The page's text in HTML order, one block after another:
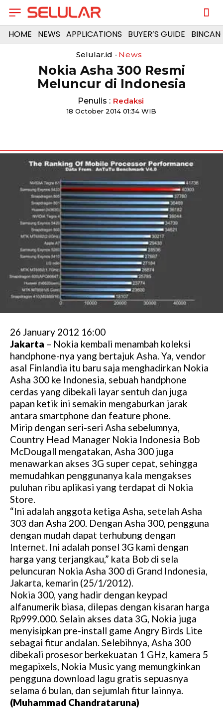
HOME NEWS APPLICATIONS BUYER’S GUIDE
Selular.id - News
Nokia Asha 300 Resmi
Meluncur di Indonesia
Penulis : Redaksi
18 October 2014 01:34 WIB
26 January 2012 16:00
Jakarta – Nokia kembali menambah koleksi
handphone-nya yang bertajuk Asha. Ya, vendor
asal Finlandia itu baru saja menghadirkan Nokia
Asha 300 ke Indonesia, sebuah handphone
cerdas yang dibekali layar sentuh dan juga
papan ketik ini semakin mengaburkan jarak
antara smartphone dan feature phone.
Mirip dengan seri-seri Asha sebelumnya,
Country Head Manager Nokia Indonesia Bob
McDougall mengatakan, Asha 300 juga
menawarkan akses 3G super cepat, sehingga
memudahkan penggunanya kala mengakses
puluhan ribu aplikasi yang terdapat di Nokia
Store.
“Ini adalah anggota ketiga Asha, setelah Asha
303 dan Asha 200. Dengan Asha 300, pengguna
dengan mudah dapat terhubung dengan
Internet. Ini adalah ponsel 3G kami dengan
harga yang terjangkau,” kata Bob di sela
peluncuran Nokia Asha 300 di Grand Indonesia,
Jakarta, kemarin (25/1/2012).
Nokia 300, yang hadir dengan keypad
alfanumerik biasa, dilepas dengan kisaran harga
Rp999.000. Selain akses data 3G, Nokia juga
menyisipkan pre-install game Angry Birds Lite
sebagai fitur andalan. Selebihnya, Asha 300
dibekali prosesor berkekuatan 1 GHz, kamera 5
megapixels, Nokia Music yang memungkinkan
pengguna download lagu gratis sepuasnya
selama 6 bulan, dan sejumlah fitur lainnya.
(Muhammad Chandrataruna)